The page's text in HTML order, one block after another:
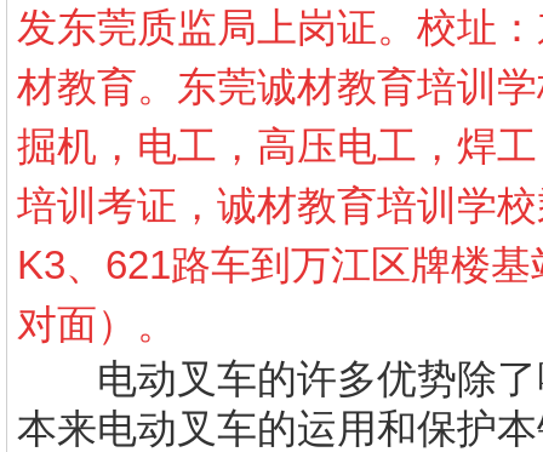
发东莞质监局上岗证。校址
材教育。东莞诚材教育培训
掘机，电工，高压电工，焊
培训考证，诚材教育培训学
K3、621路车到万江区牌楼
对面）。
电动叉车的许多优势除了
本来电动叉车的运用和保护